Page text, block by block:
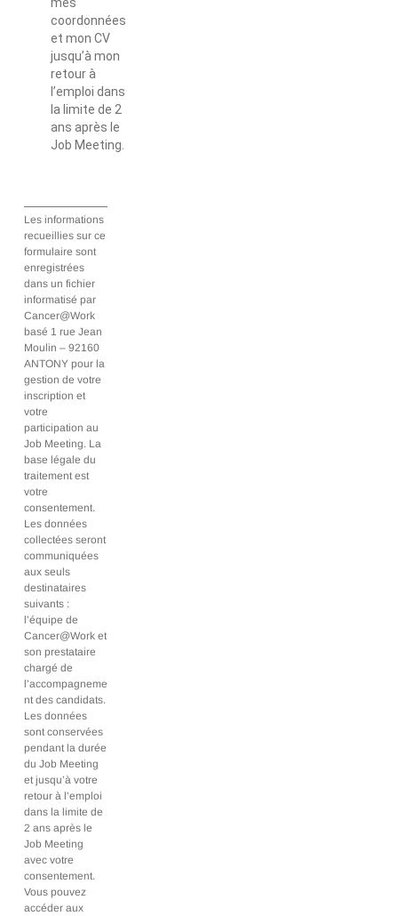
coordonnées
et mon CV
jusqu’à mon
retour à
l’emploi dans
la limite de 2
ans après le
Job Meeting.
Les informations
recueillies sur ce
formulaire sont
enregistrées
dans un fichier
informatisé par
Cancer@Work
basé 1 rue Jean
Moulin – 92160
ANTONY pour la
gestion de votre
inscription et
votre
participation au
Job Meeting. La
base légale du
traitement est
votre
consentement.
Les données
collectées seront
communiquées
aux seuls
destinataires
suivants :
l’équipe de
Cancer@Work et
son prestataire
chargé de
l’accompagneme
nt des candidats.
Les données
sont conservées
pendant la durée
du Job Meeting
et jusqu’à votre
retour à l’emploi
dans la limite de
2 ans après le
Job Meeting
avec votre
consentement.
Vous pouvez
accéder aux